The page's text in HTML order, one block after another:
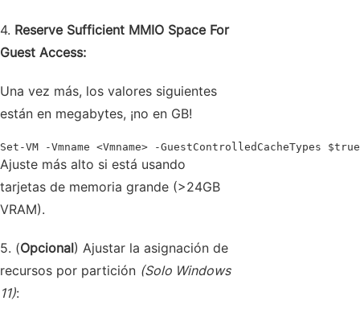
4. Reserve Sufficient MMIO Space For
Guest Access:
Una vez más, los valores siguientes
están en megabytes, ¡no en GB!
Set‑VM ‑Vmname <Vmname> ‑GuestControlledCacheTypes
Ajuste más alto si está usando
tarjetas de memoria grande (>24GB
VRAM).
5. (Opcional) Ajustar la asignación de
recursos por partición (Solo Windows
11):